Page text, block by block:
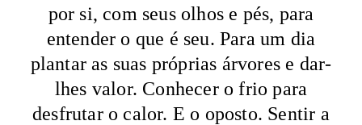
por si, com seus olhos e pés, para
entender o que é seu. Para um dia
plantar as suas próprias árvores e dar-
lhes valor. Conhecer o frio para
desfrutar o calor. E o oposto. Sentir a